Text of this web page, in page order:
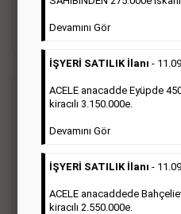
Detaylı Bilgi &
Vasıta
Sarı sayfa ilanlar alım-
ifade edilebilen ilanlardır.
etkilerler ve gazete
oluştururlar.Sabah sarı
sayısı şartı
Devamını Gör
İŞYERİ SATILIK İlanı -
ACELE anacadde Eyüpde
kiracılı 3.150.000e.
Devamını Gör
İŞYERİ SATILIK İlanı -
ACELE anacaddede
kiracılı 2.550.000e.